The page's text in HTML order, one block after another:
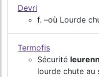
Devri
f. –où Lourde
Termofis
Sécurité
lourde chute au